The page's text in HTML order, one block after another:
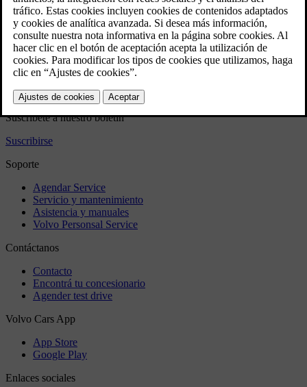
calefacción del asiento delantero
Activar o desactivar la ventilación del asiento delantero